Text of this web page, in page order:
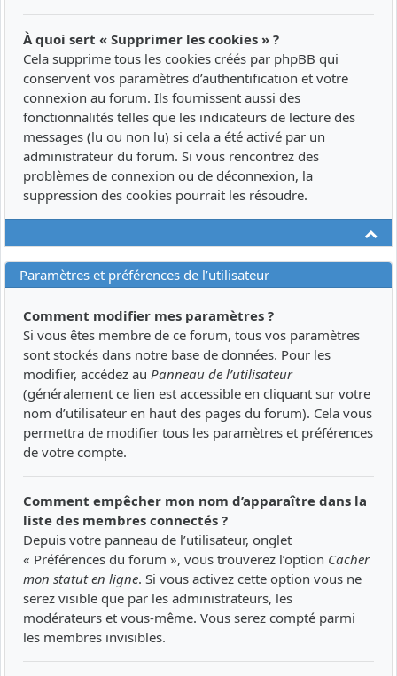
À quoi sert « Supprimer les cookies » ?
Cela supprime tous les cookies créés par phpBB qui
conservent vos paramètres d’authentification et votre
connexion au forum. Ils fournissent aussi des
fonctionnalités telles que les indicateurs de lecture des
messages (lu ou non lu) si cela a été activé par un
administrateur du forum. Si vous rencontrez des
problèmes de connexion ou de déconnexion, la
suppression des cookies pourrait les résoudre.
Paramètres et préférences de l’utilisateur
Comment modifier mes paramètres ?
Si vous êtes membre de ce forum, tous vos paramètres
sont stockés dans notre base de données. Pour les
modifier, accédez au Panneau de l’utilisateur
(généralement ce lien est accessible en cliquant sur votre
nom d’utilisateur en haut des pages du forum). Cela vous
permettra de modifier tous les paramètres et préférences
de votre compte.
Comment empêcher mon nom d’apparaître dans la
liste des membres connectés ?
Depuis votre panneau de l’utilisateur, onglet
« Préférences du forum », vous trouverez l’option Cacher
mon statut en ligne. Si vous activez cette option vous ne
serez visible que par les administrateurs, les
modérateurs et vous-même. Vous serez compté parmi
les membres invisibles.